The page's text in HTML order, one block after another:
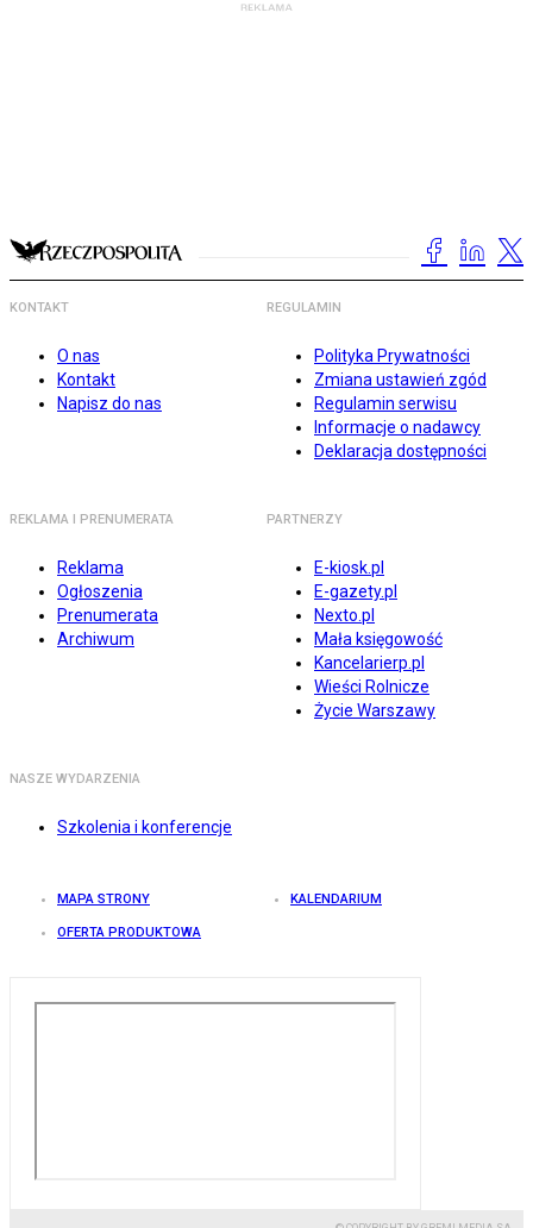
KONTAKT
O nas
Kontakt
Napisz do nas
REGULAMIN
Polityka Prywatności
Zmiana ustawień zgód
Regulamin serwisu
Informacje o nadawcy
Deklaracja dostępności
REKLAMA I PRENUMERATA
Reklama
Ogłoszenia
Prenumerata
Archiwum
PARTNERZY
E-kiosk.pl
E-gazety.pl
Nexto.pl
Mała księgowość
Kancelarierp.pl
Wieści Rolnicze
Życie Warszawy
NASZE WYDARZENIA
Szkolenia i konferencje
MAPA STRONY KALENDARIUM
OFERTA PRODUKTOWA